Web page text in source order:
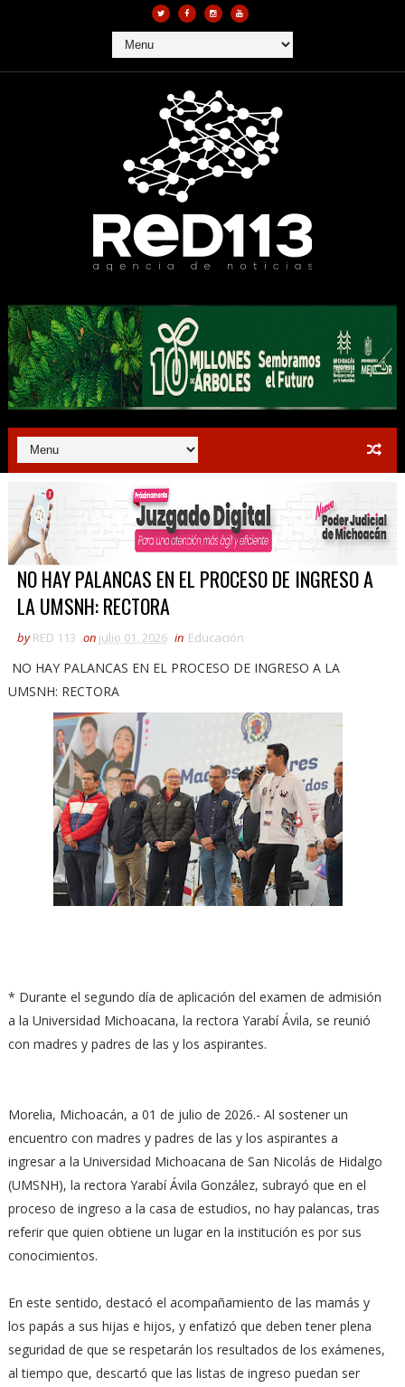
NO HAY PALANCAS EN EL PROCESO DE INGRESO A
LA UMSNH: RECTORA
by RED 113 on julio 01, 2026 in Educación
NO HAY PALANCAS EN EL PROCESO DE INGRESO A LA
UMSNH: RECTORA
* Durante el segundo día de aplicación del examen de admisión
a la Universidad Michoacana, la rectora Yarabí Ávila, se reunió
con madres y padres de las y los aspirantes.
Morelia, Michoacán, a 01 de julio de 2026.- Al sostener un
encuentro con madres y padres de las y los aspirantes a
ingresar a la Universidad Michoacana de San Nicolás de Hidalgo
(UMSNH), la rectora Yarabí Ávila González, subrayó que en el
proceso de ingreso a la casa de estudios, no hay palancas, tras
referir que quien obtiene un lugar en la institución es por sus
conocimientos.
En este sentido, destacó el acompañamiento de las mamás y
los papás a sus hijas e hijos, y enfatizó que deben tener plena
seguridad de que se respetarán los resultados de los exámenes,
al tiempo que, descartó que las listas de ingreso puedan ser